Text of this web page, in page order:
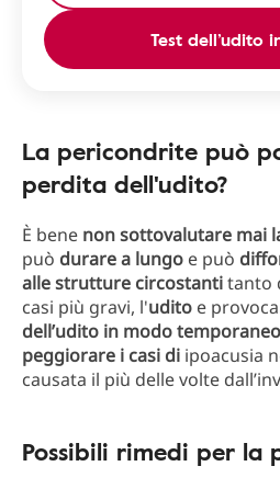
Test dell’udito
La pericondrite può
perdita dell'udito?
È bene non sottovalutare mai
può durare a lungo e può
alle strutture circostantitanto
casi più gravi, l'udito e
dell’udito in modo
peggiorare i casi di ipoacusia
causata il più delle volte
Possibili rimedi per la